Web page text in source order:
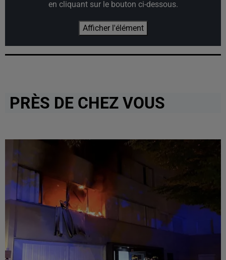
en cliquant sur le bouton ci-dessous.
Afficher l'élément
PRÈS DE CHEZ VOUS